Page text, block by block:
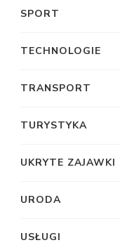
SPORT
TECHNOLOGIE
TRANSPORT
TURYSTYKA
UKRYTE ZAJAWKI
URODA
USŁUGI